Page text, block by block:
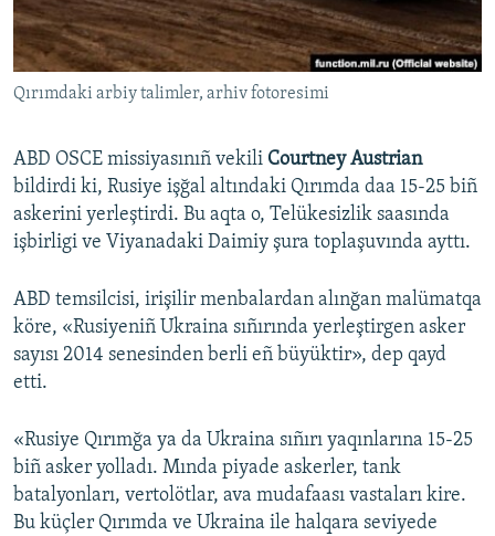
Русский
Українською
RFE/RS bütün saytları
Qırımdaki arbiy talimler, arhiv fotoresimi
ABD OSCE missiyasınıñ vekili Courtney Austrian
bildirdi ki, Rusiye işğal altındaki Qırımda daa 15-25 biñ
askerini yerleştirdi. Bu aqta o, Telükesizlik saasında
işbirligi ve Viyanadaki Daimiy şura toplaşuvında ayttı.
ABD temsilcisi, irişilir menbalardan alınğan malümatqa
köre, «Rusiyeniñ Ukraina sıñırında yerleştirgen asker
sayısı 2014 senesinden berli eñ büyüktir», dep qayd
etti.
«Rusiye Qırımğa ya da Ukraina sıñırı yaqınlarına 15-25
biñ asker yolladı. Mında piyade askerler, tank
batalyonları, vertolötlar, ava mudafaası vastaları kire.
Bu küçler Qırımda ve Ukraina ile halqara seviyede